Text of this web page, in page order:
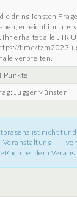
dringlichsten
erreicht ihr uns
erhaltet alle JTR
t.me/
verbreiten.
Punkte
JuggerMünster
ist nicht für
bei dem